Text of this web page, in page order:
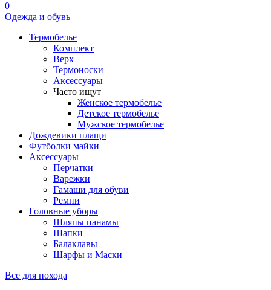
0
Одежда и обувь
Термобелье
Комплект
Верх
Термоноски
Аксессуары
Часто ищут
Женское термобелье
Детское термобелье
Мужское термобелье
Дождевики плащи
Футболки майки
Аксессуары
Перчатки
Варежки
Гамаши для обуви
Ремни
Головные уборы
Шляпы панамы
Шапки
Балаклавы
Шарфы и Маски
Все для похода